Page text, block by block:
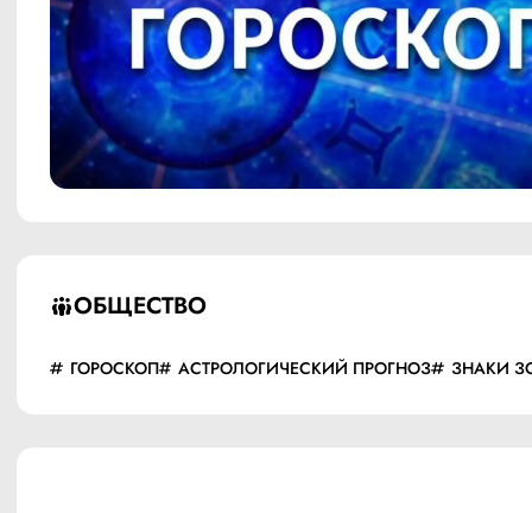
ОБЩЕСТВО
ГОРОСКОП АСТРОЛОГИЧЕСКИЙ ПРОГНОЗ ЗНАКИ